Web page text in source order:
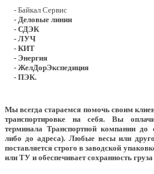
- Байкал Сервис
- Деловые линии
- СДЭК
- ЛУЧ
- КИТ
- Энергия
- ЖелДорЭкспедиция
- ПЭК.
Мы всегда стараемся помочь своим
транспортировке на себя. Вы
терминала Транспортной компании до
либо до адреса). Любые весы или
поставляется строго в заводской
или ТУ и обеспечивает сохранность